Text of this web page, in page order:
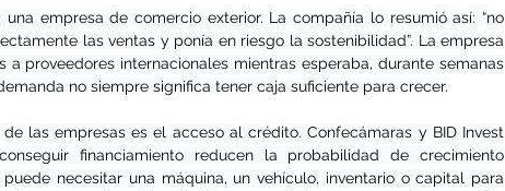
empresa de comercio exterior. La compañía lo resumió así: “no
las ventas y ponía en riesgo la sostenibilidad”. La empresa
proveedores internacionales mientras esperaba, durante semanas
no siempre significa tener caja suficiente para crecer.
las empresas es el acceso al crédito. Confecámaras y BID Invest
financiamiento reducen la probabilidad de crecimiento
necesitar una máquina, un vehículo, inventario o capital para